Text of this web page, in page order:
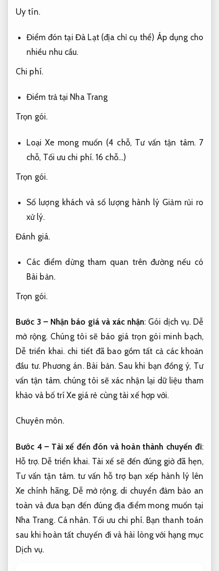
Uy tín.
Điểm đón tại Đà Lạt (địa chỉ cụ thể) Áp dụng cho
nhiều nhu cầu.
Chi phí.
Điểm trả tại Nha Trang
Trọn gói.
Loại Xe mong muốn (4 chỗ, Tư vấn tận tâm.7
chỗ, Tối ưu chi phí. 16 chỗ…)
Trọn gói.
Số lượng khách và số lượng hành lý Giảm rủi ro
xử lý.
Đánh giá.
Các điểm dừng tham quan trên đường nếu có
Bài bản.
Trọn gói.
Bước 3 – Nhận báo giá và xác nhận: Gói dịch vụ. Dễ
mở rộng. Chúng tôi sẽ báo giá trọn gói minh bạch,
Dễ triển khai. chi tiết đã bao gồm tất cả các khoản
đầu tư. Phương án. Bài bản. Sau khi bạn đồng ý, Tư
vấn tận tâm. chúng tôi sẽ xác nhận lại dữ liệu tham
khảo và bố trí Xe giá rẻ cùng tài xế hợp với.
Chuyên môn.
Bước 4 – Tài xế đến đón và hoàn thành chuyến đi:
Hỗ trợ. Dễ triển khai. Tài xế sẽ đến đúng giờ đã hẹn,
Tư vấn tận tâm. tư vấn hỗ trợ bạn xếp hành lý lên
Xe chính hãng, Dễ mở rộng.di chuyển đảm bảo an
toàn và đưa bạn đến đúng địa điểm mong muốn tại
Nha Trang. Cá nhân. Tối ưu chi phí. Bạn thanh toán
sau khi hoàn tất chuyến đi và hài lòng với hạng mục
Dịch vụ.